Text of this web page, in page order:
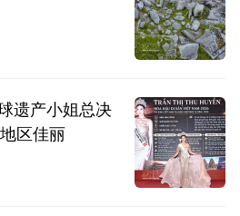
遗产小姐总决
区佳丽